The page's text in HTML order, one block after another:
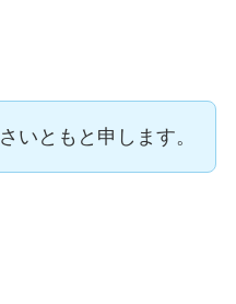
いともと申します。